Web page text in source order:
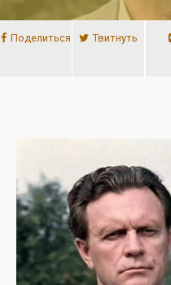
Поделиться Твитнуть